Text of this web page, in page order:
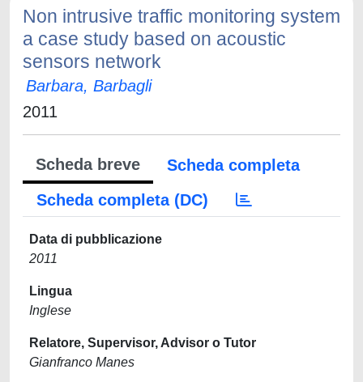
Non intrusive traffic monitoring system
a case study based on acoustic
sensors network
Barbara, Barbagli
2011
Scheda breve
Scheda completa
Scheda completa (DC)
Data di pubblicazione
2011
Lingua
Inglese
Relatore, Supervisor, Advisor o Tutor
Gianfranco Manes